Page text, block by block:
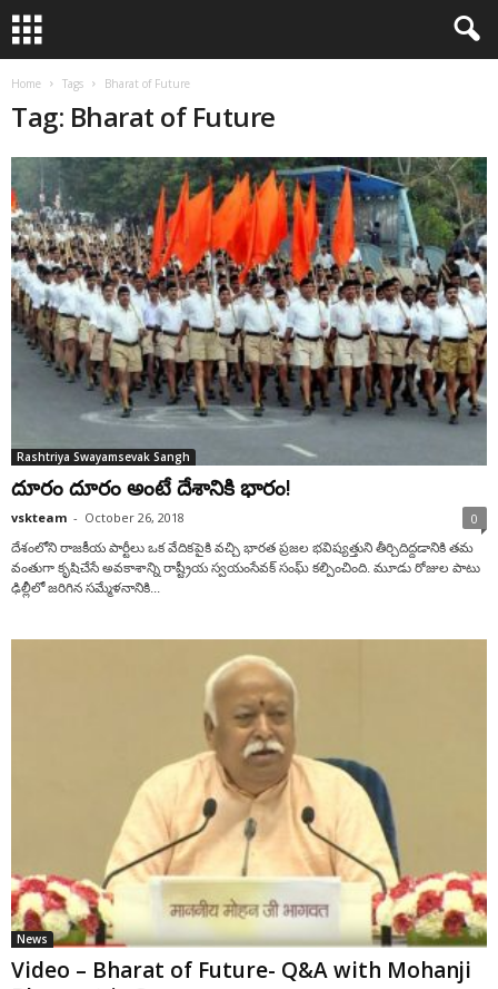
Home Tags Bharat of Future
Tag: Bharat of Future
Rashtriya Swayamsevak Sangh
దూరం దూరం అంటే దేశానికి భారం!
vskteam - October 26, 2018 0
దేశంలోని రాజకీయ పార్టీలు ఒక వేదికపైకి వచ్చి భారత ప్రజల భవిష్యత్తుని తీర్చిదిద్దడానికి తమ
వంతుగా కృషిచేసే అవకాశాన్ని రాష్ట్రీయ స్వయంసేవక్ సంఘ్ కల్పించింది. మూడు రోజుల పాటు
ఢిల్లీలో జరిగిన సమ్మేళనానికి...
News
Video – Bharat of Future- Q&A with Mohanji